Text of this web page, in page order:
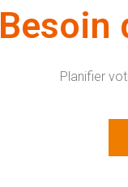
Besoin
Planifier